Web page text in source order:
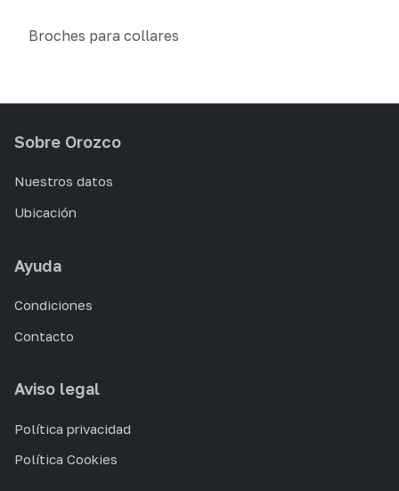
Broches para collares
Sobre Orozco
Nuestros datos
Ubicación
Ayuda
Condiciones
Contacto
Aviso legal
Política privacidad
Política Cookies